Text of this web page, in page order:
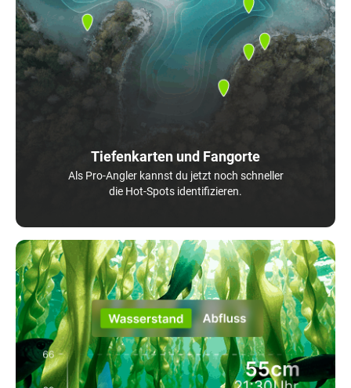
Tiefenkarten und Fangorte
Als Pro-Angler kannst du jetzt noch schneller
die Hot-Spots identifizieren.